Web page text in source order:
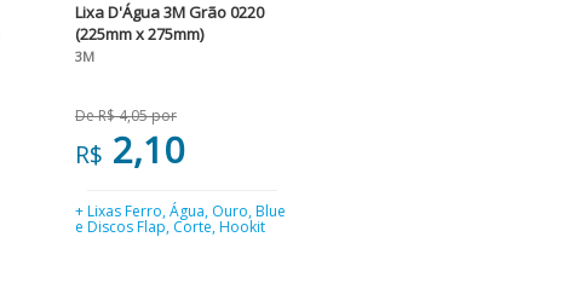
Lixa D'Água 3M Grão 0220
(225mm x 275mm)
3M
De R$ 4,05 por
R$ 2,10
+ Lixas Ferro, Água, Ouro, Blue
e Discos Flap, Corte, Hookit